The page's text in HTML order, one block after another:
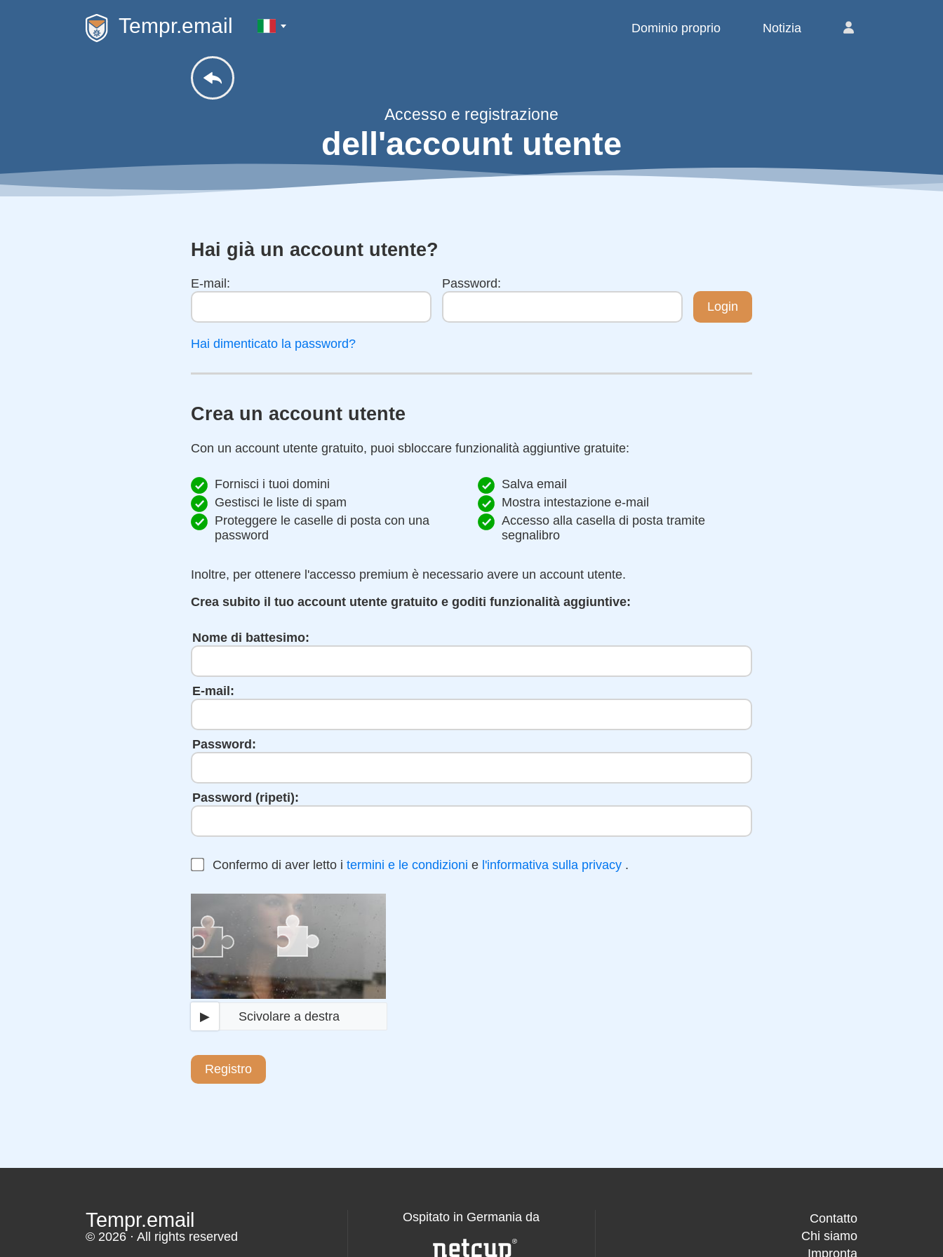
Tempr.email Dominio proprio Notizia
Accesso e registrazione
dell'account utente
Hai già un account utente?
E-mail:
Password:
Login
Hai dimenticato la password?
Crea un account utente
Con un account utente gratuito, puoi sbloccare funzionalità aggiuntive gratuite:
Fornisci i tuoi domini
Gestisci le liste di spam
Proteggere le caselle di posta con una
password
Salva email
Mostra intestazione e-mail
Accesso alla casella di posta tramite
segnalibro
Inoltre, per ottenere l'accesso premium è necessario avere un account utente.
Crea subito il tuo account utente gratuito e goditi funzionalità aggiuntive:
Nome di battesimo:
E-mail:
Password:
Password (ripeti):
Confermo di aver letto i termini e le condizioni e l'informativa sulla privacy .
▶ Scivolare a destra
Registro
Tempr.email
© 2026 · All rights reserved
Ospitato in Germania da
Contatto
Chi siamo
Impronta